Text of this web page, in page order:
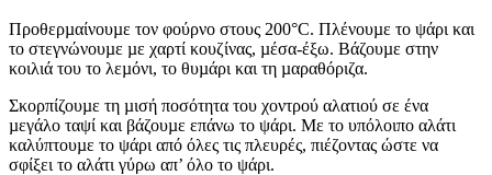
Προθερµαίνουµε τον φούρνο στους 200°C. Πλένουµε το ψάρι και
το στεγνώνουµε µε χαρτί κουζίνας, µέσα-έξω. Βάζουµε στην
κοιλιά του το λεµόνι, το θυµάρι και τη µαραθόριζα.
Σκορπίζουµε τη µισή ποσότητα του χοντρού αλατιού σε ένα
µεγάλο ταψί και βάζουµε επάνω το ψάρι. Με το υπόλοιπο αλάτι
καλύπτουµε το ψάρι από όλες τις πλευρές, πιέζοντας ώστε να
σφίξει το αλάτι γύρω απ’ όλο το ψάρι.